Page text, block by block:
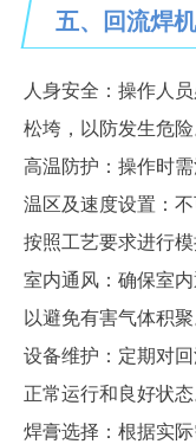
五、回流焊
人身安全：操作人
松垮，以防发生危险
高温防护：操作时需
温区及速度设置：
按照工艺要求进行
室内通风：确保室
以避免有害气体积聚
设备维护：定期对
正常运行和良好状态
焊膏选择：根据实